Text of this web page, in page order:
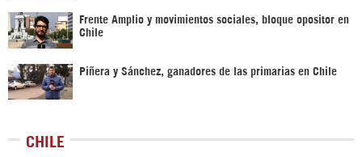
Frente Amplio y movimientos sociales, bloque opositor en
Chile
Piñera y Sánchez, ganadores de las primarias en Chile
CHILE